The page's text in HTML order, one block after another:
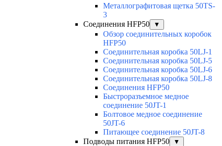
Металлографитовая щетка 50TS-
3
Соединения HFP50
▼
Обзор соединительных коробок
HFP50
Соединительная коробка 50LJ-1
Соединительная коробка 50LJ-5
Соединительная коробка 50LJ-6
Соединительная коробка 50LJ-8
Соединения HFP50
Быстроразъемное медное
соединение 50JT-1
Болтовое медное соединение
50JT-6
Питающее соединение 50JT-8
Подводы питания HFP50
▼